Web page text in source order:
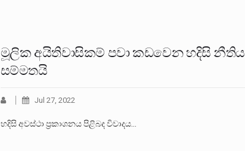
මූලික අයිතිවාසිකම් පවා කඩවෙන හදිසි නීතිය
සම්මතයි
Jul 27, 2022
හදිසි අවස්ථා ප්‍රකාශනය පිළිබද විවාදය…